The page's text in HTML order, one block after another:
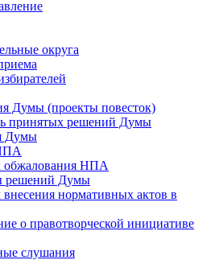
округа
Думы (проекты повесток)
принятых решений Думы
Думы
обжалования НПА
решений Думы
нормативных актов в
о правотворческой инициативе
слушания